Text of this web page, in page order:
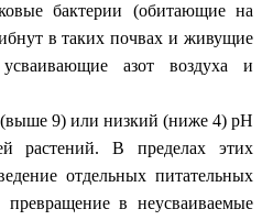
бактерии (обитающие на
в таких почвах и живущие
азот воздуха и
9) или низкий (ниже 4) рH
растений. В пределах этих
отдельных питательных
в неусваиваемые